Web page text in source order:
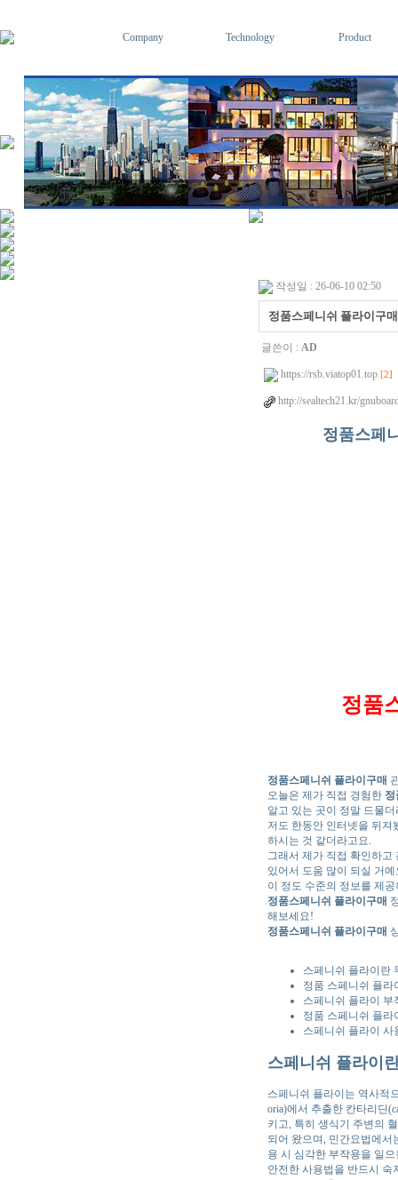
Company Technology Product
작성일 : 26-06-10 02:50
정품스페니쉬 플라이구
글쓴이 : AD
https://rsb.viatop01.top [2]
http://sealtech21.kr/
정품스페
정품
정품스페니쉬 플라이구매
오늘은 제가 직접 경험한 정
알고 있는 곳이 정말 드물
저도 한동안 인터넷을 뒤
하시는 것 같더라고요.
그래서 제가 직접 확인하
있어서 도움 많이 되실 거예
이 정도 수준의 정보를 제
정품스페니쉬 플라이구매
해보세요!
정품스페니쉬 플라이구매
스페니쉬 플라이란
정품 스페니쉬 플라
스페니쉬 플라이 부
정품 스페니쉬 플라
스페니쉬 플라이 사
스페니쉬 플라이
스페니쉬 플라이는 역사적
oria)에서 추출한 칸타리딘
키고, 특히 생식기 주변의
되어 왔으며, 민간요법에서
용 시 심각한 부작용을 일
안전한 사용법을 반드시